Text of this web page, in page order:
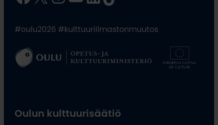
#oulu2026 #kulttuuriilmastonmuutos
Oulun kulttuurisäätiö